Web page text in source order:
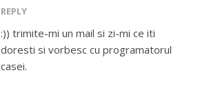
REPLY
:)) trimite-mi un mail si zi-mi ce iti
doresti si vorbesc cu programatorul
casei.